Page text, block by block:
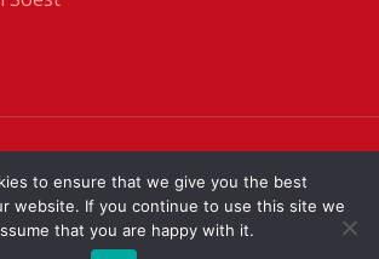
in Soest | KunstenHuis |Privacy
to ensure that we give you the best
website. If you continue to use this site we
that you are happy with it.